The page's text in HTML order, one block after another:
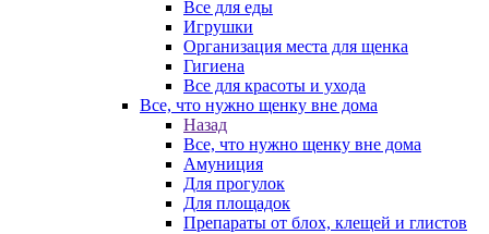
Все для еды
Игрушки
Организация места для щенка
Гигиена
Все для красоты и ухода
Все, что нужно щенку вне дома
Назад
Все, что нужно щенку вне дома
Амуниция
Для прогулок
Для площадок
Препараты от блох, клещей и глистов